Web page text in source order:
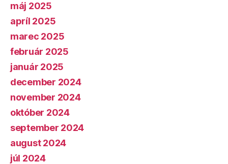
máj 2025
apríl 2025
marec 2025
február 2025
január 2025
december 2024
november 2024
október 2024
september 2024
august 2024
júl 2024